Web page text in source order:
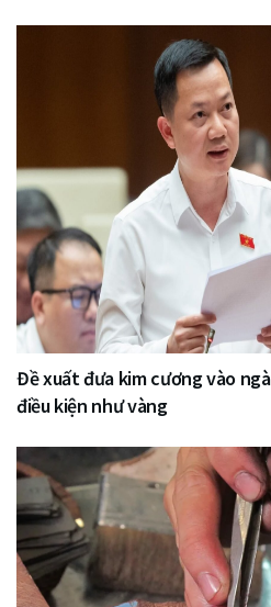
Đề xuất đưa kim cương vào
điều kiện như vàng